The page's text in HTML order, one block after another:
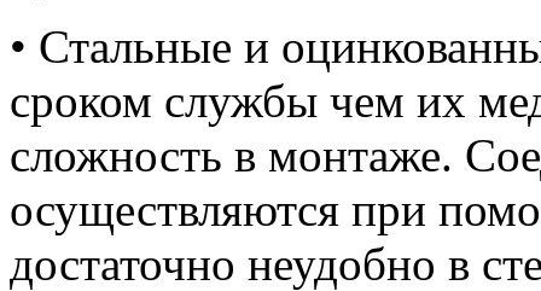
• Стальные и
сроком службы чем их
сложность в монтаже.
осуществляются при
достаточно неудобно в